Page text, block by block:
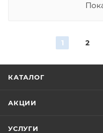
1 2
КАТАЛОГ
АКЦИИ
УСЛУГИ